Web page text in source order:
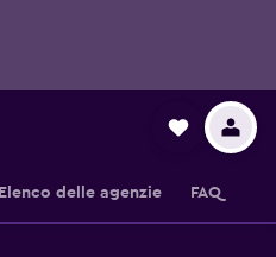
Elenco delle agenzie FAQ